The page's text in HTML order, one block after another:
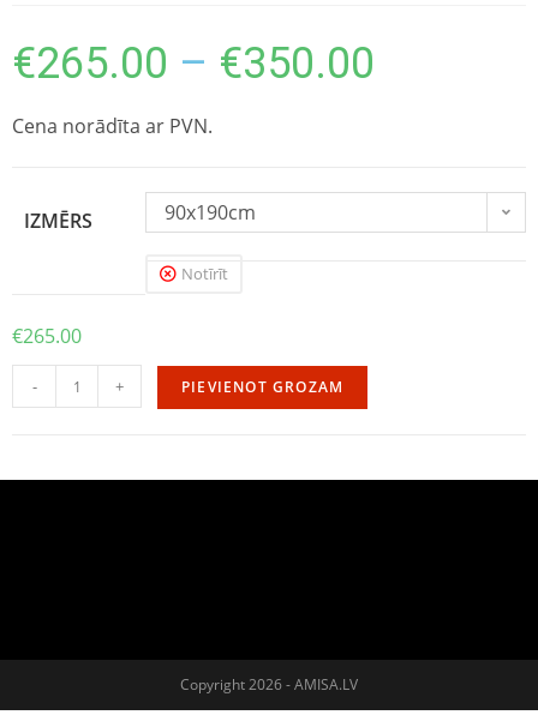
€265.00 – €350.00
Cena norādīta ar PVN.
IZMĒRS 90x190cm
Notīrīt
€265.00
- + PIEVIENOT GROZAM
Copyright 2026 - AMISA.LV